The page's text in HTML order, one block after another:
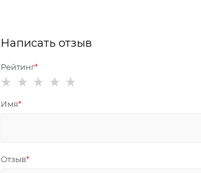
Написать отзыв
Рейтинг
Имя
Отзыв